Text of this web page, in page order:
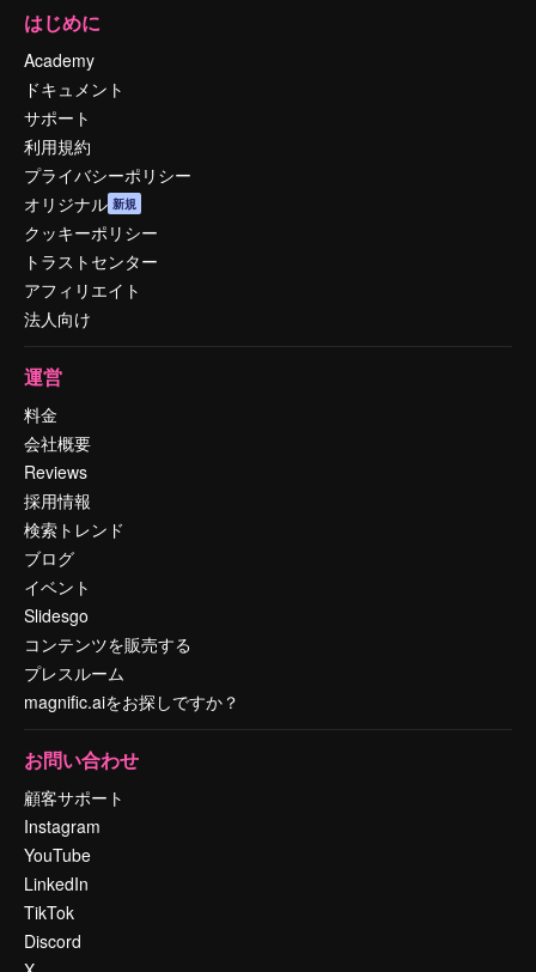
はじめに
Academy
ドキュメント
サポート
利用規約
プライバシーポリシー
オリジナル 新規
クッキーポリシー
トラストセンター
アフィリエイト
法人向け
運営
料金
会社概要
Reviews
採用情報
検索トレンド
ブログ
イベント
Slidesgo
コンテンツを販売する
プレスルーム
magnific.aiをお探しですか？
お問い合わせ
顧客サポート
Instagram
YouTube
LinkedIn
TikTok
Discord